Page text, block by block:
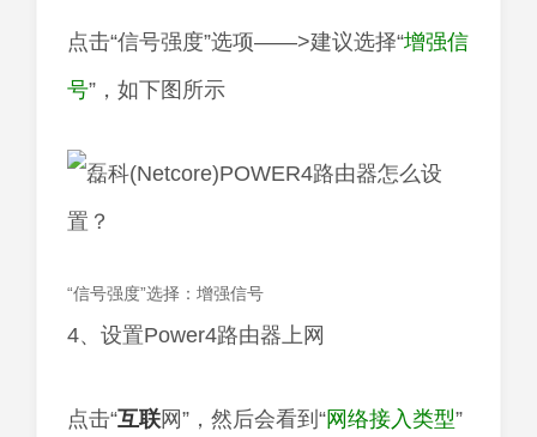
点击“信号强度”选项——>建议选择“增强信
号”，如下图所示
“信号强度”选择：增强信号
4、设置Power4路由器上网
点击“互联网”，然后会看到“网络接入类型”